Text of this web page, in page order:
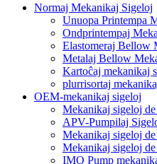
Normaj Mekanikaj Sigeloj
Unuopa Printempa
Ondprintempaj
Elastomeraj Bellow
Metalaj Bellow
Kartoĉaj mekanikaj
plurrisortaj
OEM-mekanikaj sigeloj
Mekanikaj sigeloj
APV-Pumpilaj
Mekanikaj sigeloj
Mekanikaj sigeloj
IMO Pump